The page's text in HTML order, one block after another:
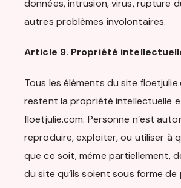
données, intrusion, virus, rupture
autres problèmes involontaires.
Article 9. Propriété
Tous les éléments du site
restent la propriété intellectuelle
floetjulie.com. Personne n’est
reproduire, exploiter, ou utiliser à
que ce soit, même partiellement,
du site qu’ils soient sous forme